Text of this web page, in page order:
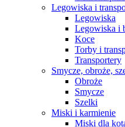
Legowiska i
Legowiska
Legowiska i
Koce
Torby i
Transportery
Smycze, obroże,
Obroże
Smycze
Szelki
Miski i karmienie
Miski dla